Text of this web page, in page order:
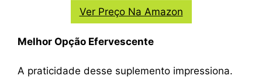
Ver Preço Na Amazon
Melhor Opção Efervescente
A praticidade desse suplemento impressiona.